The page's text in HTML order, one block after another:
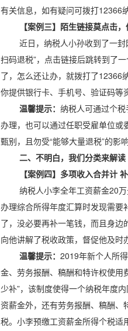
有关信息，如有疑问可拨打12366
【案例三】陌生链接莫点击
近日，纳税人小孙收到了一
扫码退税”，点击链接后跳转到了
了，怎么还让办，就拨打了12366
你提供银行卡、手机号、验证码
温馨提示： 纳税人可通过个
办理，也可以通过任职受雇单位或
甄别，且勿受“能够大量退税”的影
二、不明白，我们分类来解读
【案例四】多项收入合并计
纳税人小李全年工资薪金20
办理综合所得年度汇算时发现需
了，没必要再补一笔钱，而且身
向他讲解了税收政策，督促他及时
温馨提示： 2019年新个人所
金、劳务报酬、稿酬和特许权使用
少补”，该制度使得一个纳税年度
资薪金外，还有劳务报酬、稿酬
税。小李预缴工资薪金所得个税